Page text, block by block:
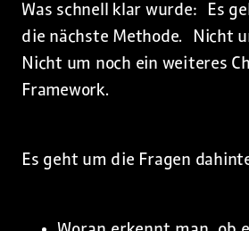
Was schnell klar wurde: Es
die nächste Methode. Nicht
Nicht um noch ein weiteres
Framework.
Es geht um die Fragen